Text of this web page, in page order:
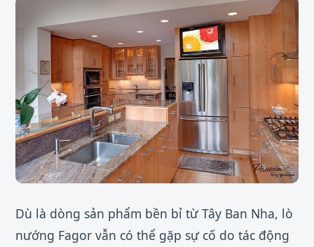
Dù là dòng sản phẩm bền bỉ từ Tây Ban Nha, lò
nướng Fagor vẫn có thể gặp sự cố do tác động